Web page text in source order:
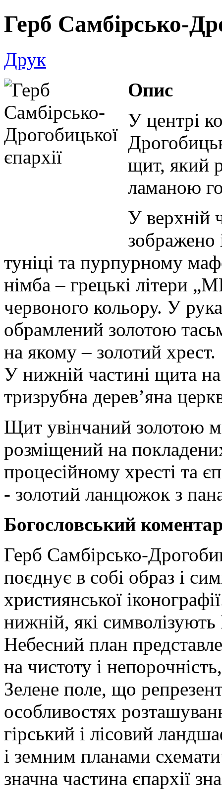
Герб Самбірсько-
Друк
Опис
У центрі
щит, який
ламаною
У верхній
зображено
туніці та пурпурному
німба – грецькі літери
червоного кольору. У
обрамлений золотою
на якому – золотий хрест.
У нижній частині щита
тризрубна дерев’яна
Щит увінчаний золотою
розміщений на
процесійному хресті та
- золотий ланцюжок з
Богословський
Герб Самбірсько-
поєднує в собі образ і
християнської
нижній, які
Небесний план
на чистоту і
Зелене поле, що
особливостях
гірський і лісовий
і земним планами
значна частина єпархії